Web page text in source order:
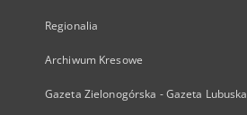
Regionalia
Archiwum Kresowe
Gazeta Zielonogórska - Gazeta Lubuska